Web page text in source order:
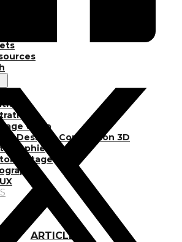
vidéo
Design – Conception 3D
ARTICLES